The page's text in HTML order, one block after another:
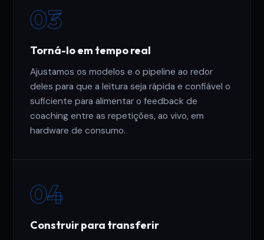
03
Torná-lo em tempo real
Ajustamos os modelos e o pipeline ao redor
deles para que a leitura seja rápida e confiável o
suficiente para alimentar o feedback de
coaching entre as repetições, ao vivo, em
hardware de consumo.
04
Construir para transferir